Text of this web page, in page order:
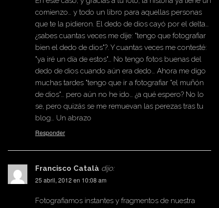
comienzo… y todo un libro para aquellas personas
que te la pidieron. El dedo de dios cayó por el delta…
¿sabes cuantas veces me dije: "tengo que fotografiar
bien el dedo de dios"?. Y cuantas veces me contesté:
"ya iré un día de estos"… No tengo fotos buenas del
dedo de dios cuando aún era dedo… Ahora me digo
muchas tardes "tengo que ir a fotografiar "el muñón
de dios"… pero aún no he ido… ¿a qué espero? No lo
se, pero quizás se me remuevan las perezas tras tu
blog… Un abrazo
Responder
Francisco Català dijo:
25 abril, 2012 en 10:08 am
Fotografiamos instantes y fragmentos de nuestra